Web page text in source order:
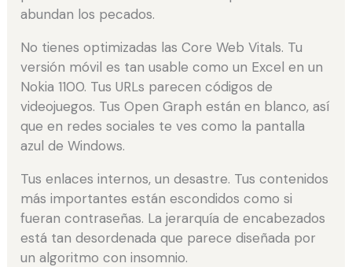
abundan los pecados.
No tienes optimizadas las Core Web Vitals. Tu
versión móvil es tan usable como un Excel en un
Nokia 1100. Tus URLs parecen códigos de
videojuegos. Tus Open Graph están en blanco, así
que en redes sociales te ves como la pantalla
azul de Windows.
Tus enlaces internos, un desastre. Tus contenidos
más importantes están escondidos como si
fueran contraseñas. La jerarquía de encabezados
está tan desordenada que parece diseñada por
un algoritmo con insomnio.